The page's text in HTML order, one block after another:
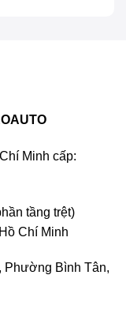
Levorg
với điều
biển khi đi du
của bạn xuống
bạn có thể lựa
cho xe.
Minh cấp:
tầng trệt)
Chí Minh
Bình Tân,